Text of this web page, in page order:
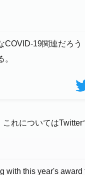
COVID-19関連だろう
れについてはTwitter
with this year's award